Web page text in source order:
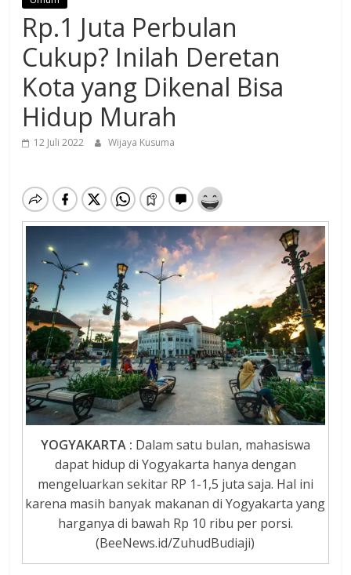
Rp.1 Juta Perbulan
Cukup? Inilah Deretan
Kota yang Dikenal Bisa
Hidup Murah
12 Juli 2022 Wijaya Kusuma
YOGYAKARTA : Dalam satu bulan, mahasiswa
dapat hidup di Yogyakarta hanya dengan
mengeluarkan sekitar RP 1-1,5 juta saja. Hal ini
karena masih banyak makanan di Yogyakarta yang
harganya di bawah Rp 10 ribu per porsi.
(BeeNews.id/ZuhudBudiaji)